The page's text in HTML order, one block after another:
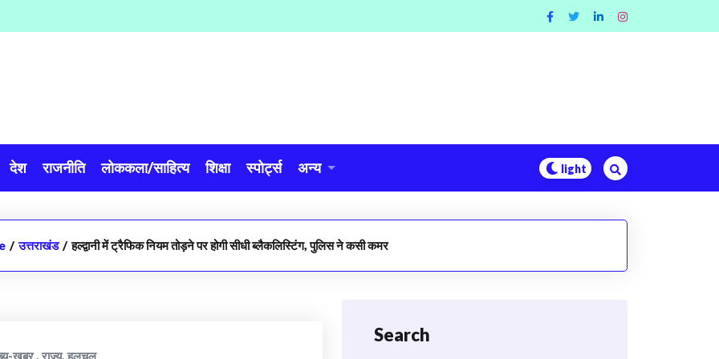
देश राजनीति लोककला/साहित्य शिक्षा स्पोर्ट्स अन्य
/ उत्तराखंड / हल्द्वानी में ट्रैफिक नियम तोड़ने पर होगी सीधी ब्लैकलिस्टिंग, पुलिस ने कसी कमर
खबर, राज्य, हलचल
Search